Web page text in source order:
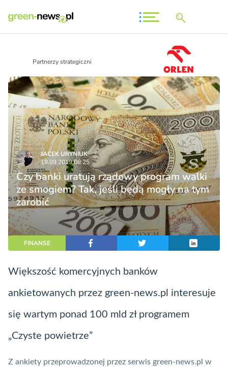
Partnerzy strategiczni
JACEK URYNIUK
19.09.2019 08:25
Czy banki uratują rządowy program walki
ze smogiem? Tak, jeśli będą mogły na tym
zarobić
FINANSE
Większość komercyjnych banków
ankietowanych przez green-news.pl interesuje
się wartym ponad 100 mld zł programem
„Czyste powietrze”
Z ankiety przeprowadzonej przez serwis green-news.pl w